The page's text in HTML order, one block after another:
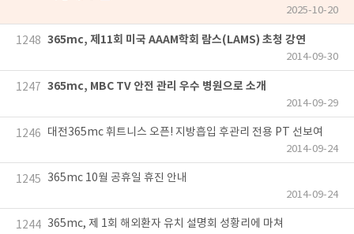
2025-10-20
1248 365mc, 제11회 미국 AAAM학회 람스(LAMS) 초청 강연
2014-09-30
1247 365mc, MBC TV 안전 관리 우수 병원으로 소개
2014-09-29
1246 대전365mc 휘트니스 오픈! 지방흡입 후관리 전용 PT 선보여
2014-09-24
1245 365mc 10월 공휴일 휴진 안내
2014-09-24
1244 365mc, 제 1회 해외환자 유치 설명회 성황리에 마쳐